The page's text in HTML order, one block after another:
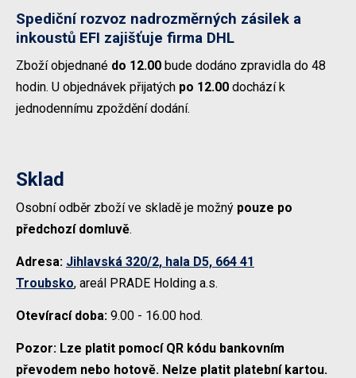
Spediční rozvoz nadrozměrných zásilek a
inkoustů EFI zajišťuje firma DHL
Zboží objednané do 12.00 bude dodáno zpravidla do 48
hodin. U objednávek přijatých po 12.00 dochází k
jednodennímu zpoždění dodání.
Sklad
Osobní odběr zboží ve skladě je možný pouze po
předchozí domluvě.
Adresa: Jihlavská 320/2, hala D5, 664 41
Troubsko, areál PRADE Holding a.s.
Otevírací doba: 9.00 - 16.00 hod.
Pozor: Lze platit pomocí QR kódu bankovním
převodem nebo hotově. Nelze platit platební kartou.